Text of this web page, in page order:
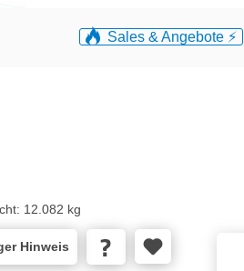
Sales & Angebote ⚡️
12.082 kg
Hinweis